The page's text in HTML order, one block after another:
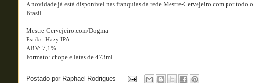
A novidade já está disponível nas franquias da rede Mestre-Cervejeiro.com por todo o
Brasil.
Mestre-Cervejeiro.com/Dogma
Estilo: Hazy IPA
ABV: 7,1%
Formato: chope e latas de 473ml
Postado por Raphael Rodrigues